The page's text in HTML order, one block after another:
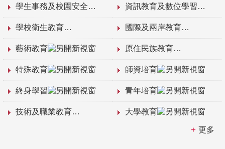
學生事務及校園安全 資訊教育及數位學習
學校衛生教育 國際及兩岸教育
藝術教育 原住民族教育
特殊教育 師資培育
終身學習 青年培育
技術及職業教育 大學教育
更多